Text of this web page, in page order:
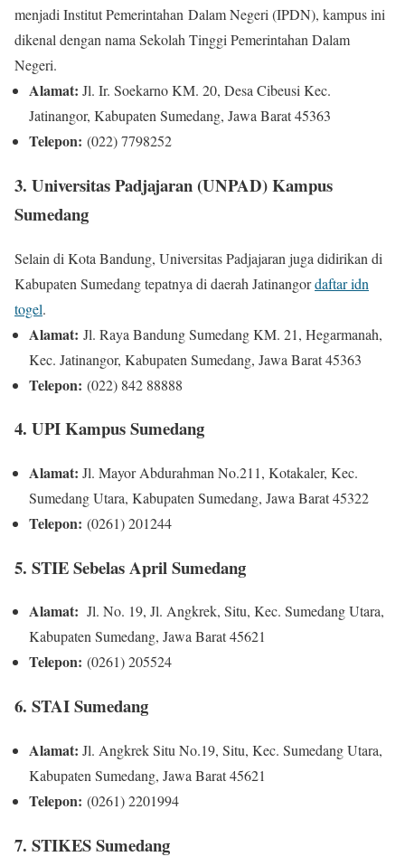
menjadi Institut Pemerintahan Dalam Negeri (IPDN), kampus ini
dikenal dengan nama Sekolah Tinggi Pemerintahan Dalam
Negeri.
Alamat: Jl. Ir. Soekarno KM. 20, Desa Cibeusi Kec.
Jatinangor, Kabupaten Sumedang, Jawa Barat 45363
Telepon: (022) 7798252
3. Universitas Padjajaran (UNPAD) Kampus
Sumedang
Selain di Kota Bandung, Universitas Padjajaran juga didirikan di
Kabupaten Sumedang tepatnya di daerah Jatinangordaftar idn
togel.
Alamat: Jl. Raya Bandung Sumedang KM. 21, Hegarmanah,
Kec. Jatinangor, Kabupaten Sumedang, Jawa Barat 45363
Telepon: (022) 842 88888
4. UPI Kampus Sumedang
Alamat: Jl. Mayor Abdurahman No.211, Kotakaler, Kec.
Sumedang Utara, Kabupaten Sumedang, Jawa Barat 45322
Telepon: (0261) 201244
5. STIE Sebelas April Sumedang
Alamat: Jl. No. 19, Jl. Angkrek, Situ, Kec. Sumedang Utara,
Kabupaten Sumedang, Jawa Barat 45621
Telepon: (0261) 205524
6. STAI Sumedang
Alamat: Jl. Angkrek Situ No.19, Situ, Kec. Sumedang Utara,
Kabupaten Sumedang, Jawa Barat 45621
Telepon: (0261) 2201994
7. STIKES Sumedang